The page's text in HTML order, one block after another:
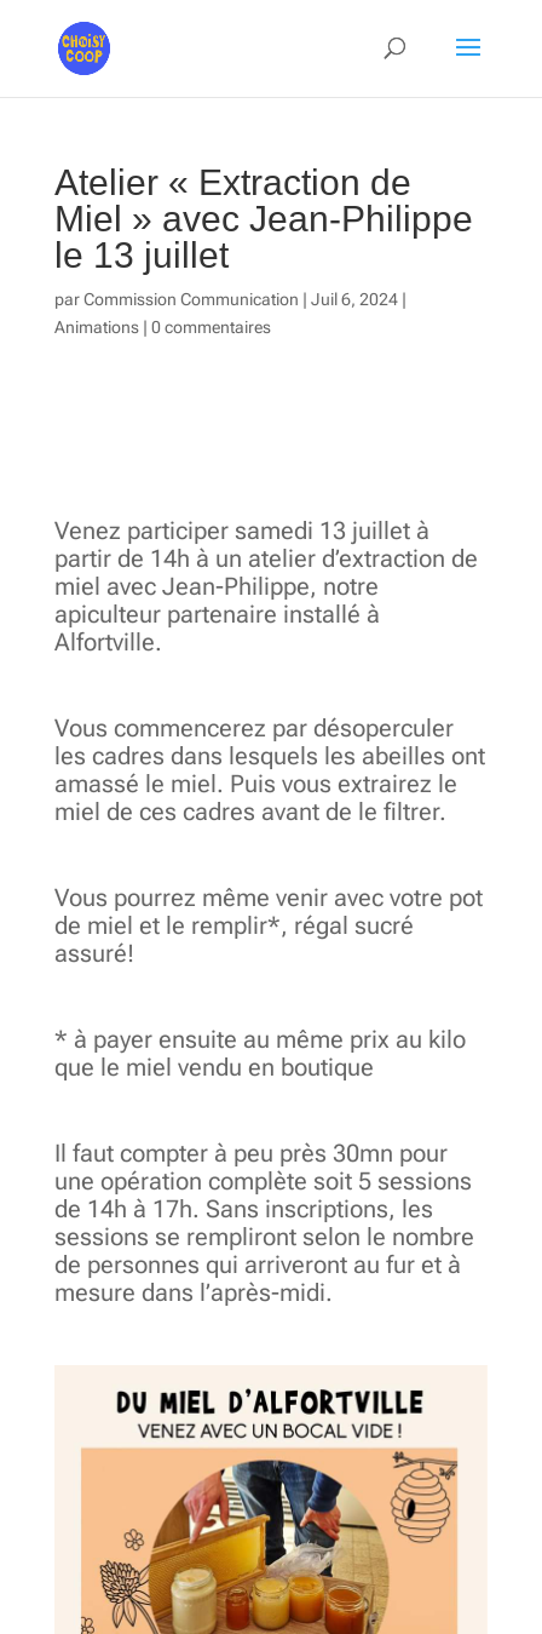
Atelier « Extraction de
Miel » avec Jean-Philippe
le 13 juillet
parCommission Communication | Juil 6, 2024|
Animations| 0 commentaires
Venez participer samedi 13 juillet à
partir de 14h à un atelier d’extraction de
miel avec Jean-Philippe, notre
apiculteur partenaire installé à
Alfortville.
Vous commencerez par désoperculer
les cadres dans lesquels les abeilles ont
amassé le miel. Puis vous extrairez le
miel de ces cadres avant de le filtrer.
Vous pourrez même venir avec votre pot
de miel et le remplir*, régal sucré
assuré!
* à payer ensuite au même prix au kilo
que le miel vendu en boutique
Il faut compter à peu près 30mn pour
une opération complète soit 5 sessions
de 14h à 17h. Sans inscriptions, les
sessions se rempliront selon le nombre
de personnes qui arriveront au fur et à
mesure dans l’après-midi.